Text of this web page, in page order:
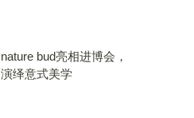
nature bud亮相进博会，
演绎意式美学